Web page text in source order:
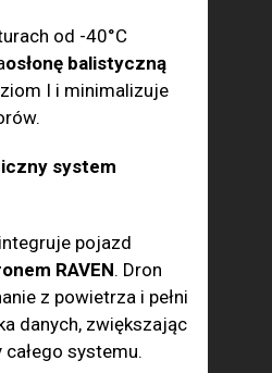
od -40°C
osłonę balistyczną
I i minimalizuje
system
integruje pojazd
RAVEN. Dron
z powietrza i pełni
danych, zwiększając
systemu.